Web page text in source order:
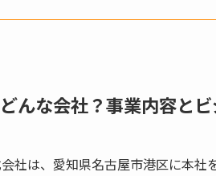
んな会社？事業内容と
社は、愛知県名古屋市港区に本社